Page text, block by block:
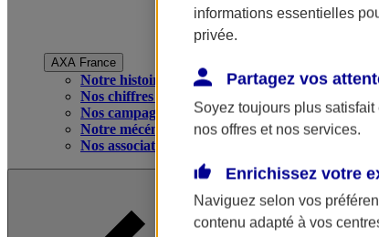
AXA France
Notre histoire
Nos chiffres clés
Nos campagnes publicitaires
Notre mécénat
Nos associations
informations essentielles
privée.
Partagez vos
Soyez toujours plus
nos offres et nos services.
Enrichissez votre
Naviguez selon vos
contenu adapté à vos